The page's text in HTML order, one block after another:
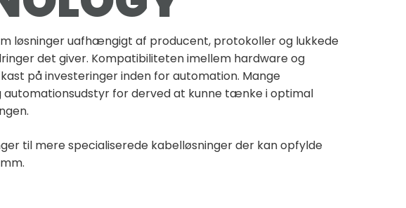
uafhængigt af producent, protokoller og lukkede
det giver. Kompatibiliteten imellem hardware og
på investeringer inden for automation. Mange
for derved at kunne tænke i optimal
til mere specialiserede kabelløsninger der kan opfylde